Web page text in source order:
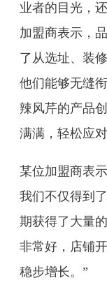
业者的目光，
加盟商表示，
了从选址、装
他们能够无缝
辣风芹的产品
满满，轻松应
某位加盟商表
我们不仅得到
期获得了大量
非常好，店铺
稳步增长。”